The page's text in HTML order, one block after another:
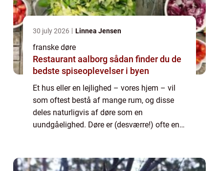
30 july 2026 Linnea Jensen
franske døre
Restaurant aalborg sådan finder du de
bedste spiseoplevelser i byen
Et hus eller en lejlighed – vores hjem – vil
som oftest bestå af mange rum, og disse
deles naturligvis af døre som en
uundgåelighed. Døre er (desværre!) ofte en